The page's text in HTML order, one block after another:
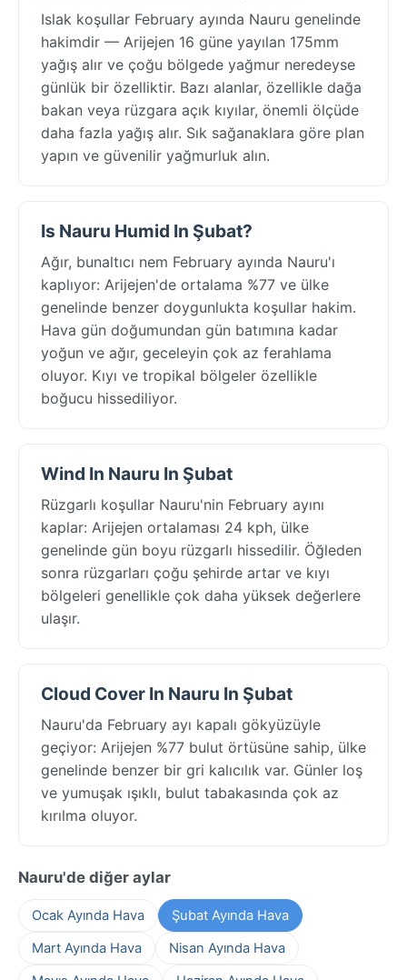
Islak koşullar February ayında Nauru genelinde
hakimdir — Arijejen 16 güne yayılan 175mm
yağış alır ve çoğu bölgede yağmur neredeyse
günlük bir özelliktir. Bazı alanlar, özellikle dağa
bakan veya rüzgara açık kıyılar, önemli ölçüde
daha fazla yağış alır. Sık sağanaklara göre plan
yapın ve güvenilir yağmurluk alın.
Is Nauru Humid In Şubat?
Ağır, bunaltıcı nem February ayında Nauru'ı
kaplıyor: Arijejen'de ortalama %77 ve ülke
genelinde benzer doygunlukta koşullar hakim.
Hava gün doğumundan gün batımına kadar
yoğun ve ağır, geceleyin çok az ferahlama
oluyor. Kıyı ve tropikal bölgeler özellikle
boğucu hissediliyor.
Wind In Nauru In Şubat
Rüzgarlı koşullar Nauru'nin February ayını
kaplar: Arijejen ortalaması 24 kph, ülke
genelinde gün boyu rüzgarlı hissedilir. Öğleden
sonra rüzgarları çoğu şehirde artar ve kıyı
bölgeleri genellikle çok daha yüksek değerlere
ulaşır.
Cloud Cover In Nauru In Şubat
Nauru'da February ayı kapalı gökyüzüyle
geçiyor: Arijejen %77 bulut örtüsüne sahip, ülke
genelinde benzer bir gri kalıcılık var. Günler loş
ve yumuşak ışıklı, bulut tabakasında çok az
kırılma oluyor.
Nauru'de diğer aylar
Ocak Ayında Hava
Şubat Ayında Hava
Mart Ayında Hava
Nisan Ayında Hava